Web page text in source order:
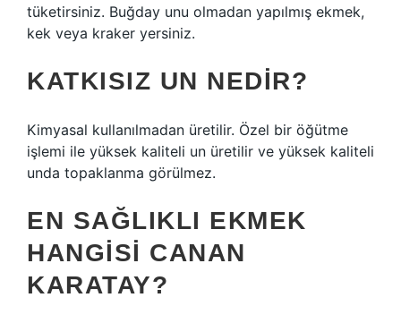
tüketirsiniz. Buğday unu olmadan yapılmış ekmek,
kek veya kraker yersiniz.
KATKISIZ UN NEDIR?
Kimyasal kullanılmadan üretilir. Özel bir öğütme
işlemi ile yüksek kaliteli un üretilir ve yüksek kaliteli
unda topaklanma görülmez.
EN SAĞLIKLI EKMEK
HANGISI CANAN
KARATAY?